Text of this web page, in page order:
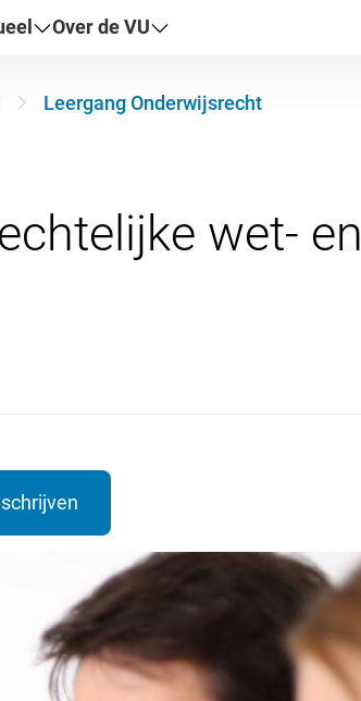
Over de VU
Leergang Onderwijsrecht
wet- en